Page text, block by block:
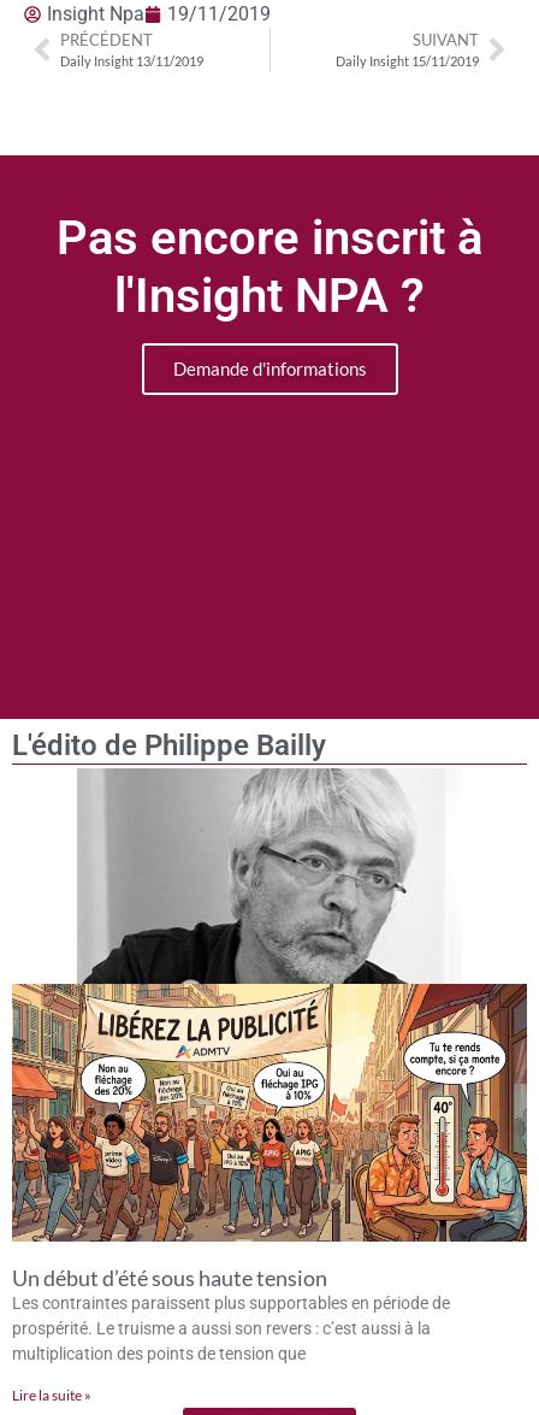
Insight Npa 19/11/2019
PRÉCÉDENT
Daily Insight 13/11/2019
SUIVANT
Daily Insight 15/11/2019
Pas encore inscrit à
l'Insight NPA ?
Demande d'informations
L'édito de Philippe Bailly
Un début d’été sous haute tension
Les contraintes paraissent plus supportables en période de
prospérité. Le truisme a aussi son revers : c’est aussi à la
multiplication des points de tension que
Lire la suite »